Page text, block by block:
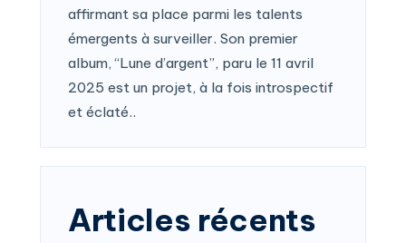
affirmant sa place parmi les talents
émergents à surveiller. Son premier
album, “Lune d’argent”, paru le 11 avril
2025 est un projet, à la fois introspectif
et éclaté..
Articles récents